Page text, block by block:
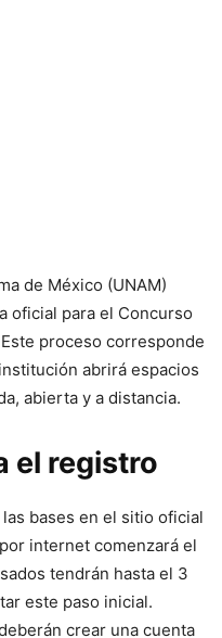
de México (UNAM)
oficial para el Concurso
proceso corresponde
abrirá espacios
abierta y a distancia.
el registro
bases en el sitio oficial
internet comenzará el
tendrán hasta el 3
este paso inicial.
crear una cuenta